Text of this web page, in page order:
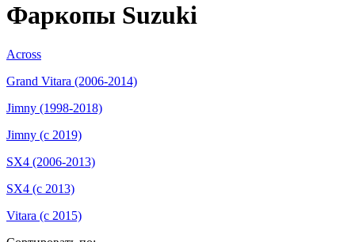
Фаркопы Suzuki
Across
Grand Vitara (2006-2014)
Jimny (1998-2018)
Jimny (с 2019)
SX4 (2006-2013)
SX4 (с 2013)
Vitara (с 2015)